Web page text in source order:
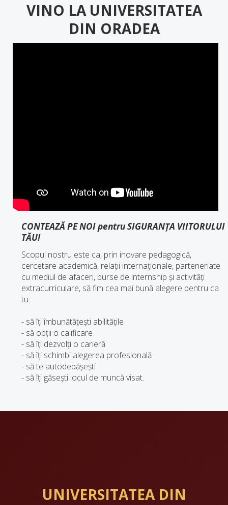
VINO LA UNIVERSITATEA
DIN ORADEA
CONTEAZĂ PE NOI pentru SIGURANȚA VIITORULUI
TĂU!
Scopul nostru este ca, prin inovare pedagogică,
cercetare academică, relații internaționale, parteneriate
cu mediul de afaceri, burse de internship și activități
extracurriculare, să fim cea mai bună alegere pentru ca
tu:
- să îți îmbunătățești abilitățile
- să obții o calificare
- să îți dezvolți o carieră
- să îți schimbi alegerea profesională
- să te autodepășești
- să îți găsești locul de muncă visat.
UNIVERSITATEA DIN